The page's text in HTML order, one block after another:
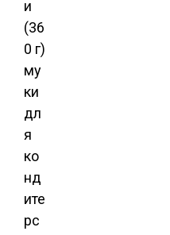
и
(36
0 г)
му
ки
дл
я
ко
нд
ите
рс